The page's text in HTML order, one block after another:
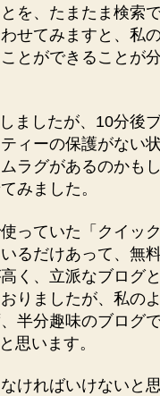
を、たまたま検索
せてみますと、私
とができることが
ましたが、10分後
ィーの保護がない
ラグがあるのかもし
みました。
っていた「クイック
るだけあって、無
く、立派なブログ
りましたが、私の
半分趣味のブログ
思います。
ければいけないと